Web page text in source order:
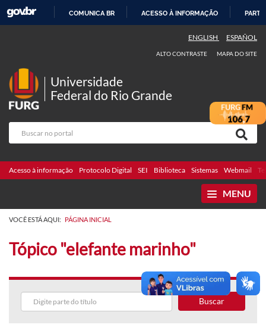
COMUNICA BR ACESSO À INFORMAÇÃO
ENGLISH ESPAÑOL
ALTO CONTRASTE MAPA DO SITE
Universidade
Federal do Rio Grande
Acesso à informação Protocolo Digital SEI Biblioteca Sistemas Webmail
MENU
VOCÊ ESTÁ AQUI: PÁGINA INICIAL
Tópico "elefante marinho"
Buscar